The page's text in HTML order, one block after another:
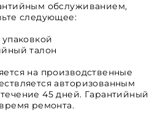
обслуживанием,
следующее:
талон
на производственные
авторизованным
45 дней. Гарантийный
ремонта.